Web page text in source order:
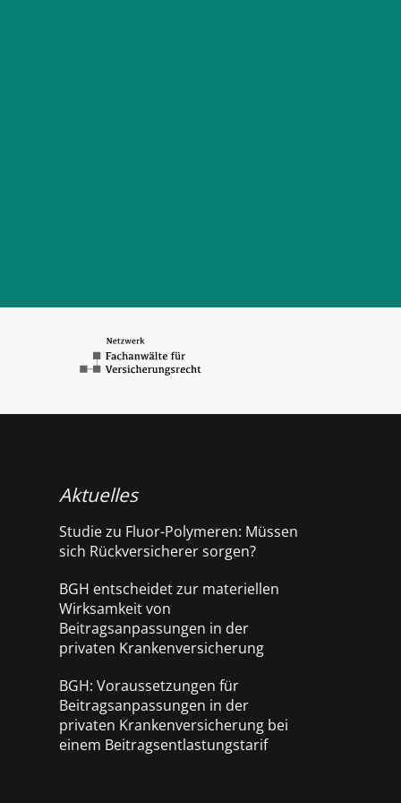
Aktuelles
Studie zu Fluor-Polymeren: Müssen
sich Rückversicherer sorgen?
BGH entscheidet zur materiellen
Wirksamkeit von
Beitragsanpassungen in der
privaten Krankenversicherung
BGH: Voraussetzungen für
Beitragsanpassungen in der
privaten Krankenversicherung bei
einem Beitragsentlastungstarif